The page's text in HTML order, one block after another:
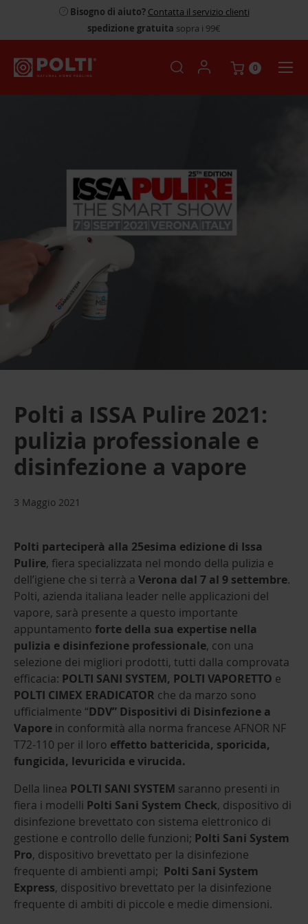
Bisogno di aiuto? Contatta il servizio clienti
spedizione gratuita sopra i 99€
0
Polti a ISSA Pulire 2021:
pulizia professionale e
disinfezione a vapore
3 Maggio 2021
Polti parteciperà alla 25esima edizione di Issa
Pulire, fiera specializzata nel mondo della pulizia e
dell’igiene che si terrà a Verona dal 7 al 9 settembre.
Polti, azienda italiana leader nelle applicazioni del
vapore, sarà presente a questo importante
appuntamento forte della sua expertise nella
pulizia e disinfezione professionale, con una
selezione dei migliori prodotti, tutti dalla comprovata
efficacia: POLTI SANI SYSTEM, POLTI VAPORETTO e
POLTI CIMEX ERADICATOR che da marzo sono
ufficialmente “DDV” Dispositivi di Disinfezione a
Vapore in conformità alla norma francese AFNOR NF
T72-110 per il loro effetto battericida, sporicida,
fungicida, levuricida e virucida.
Della linea POLTI SANI SYSTEM saranno presenti in
fiera i modelli Polti Sani System Check, dispositivo di
disinfezione brevettato con sistema elettronico di
gestione e controllo delle funzioni; Polti Sani System
Pro, dispositivo brevettato per la disinfezione
frequente di ambienti ampi; Polti Sani System
Express, dispositivo brevettato per la disinfezione
frequente di ambiti di piccole e medie dimensioni.